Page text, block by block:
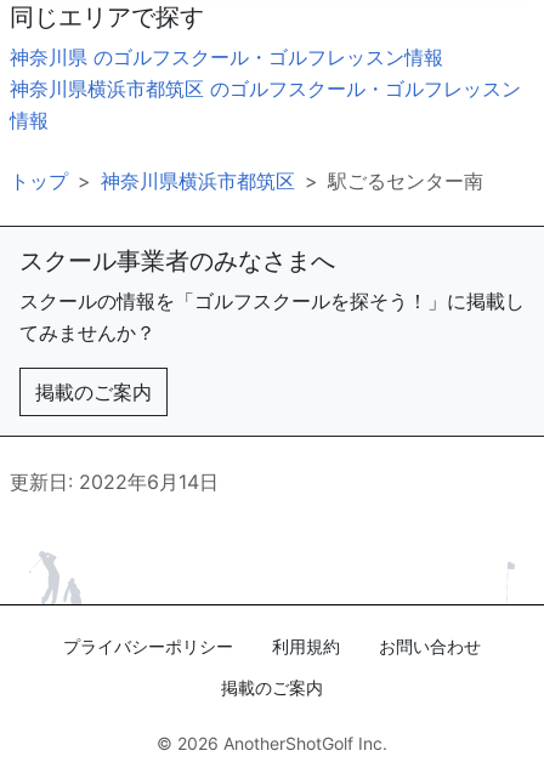
同じエリアで探す
神奈川県 のゴルフスクール・ゴルフレッスン情報
神奈川県横浜市都筑区 のゴルフスクール・ゴルフレッスン
情報
トップ 神奈川県横浜市都筑区 駅ごるセンター南
スクール事業者のみなさまへ
スクールの情報を「ゴルフスクールを探そう！」に掲載し
てみませんか？
掲載のご案内
更新日: 2022年6月14日
プライバシーポリシー 利用規約
お問い合わせ
掲載のご案内
© 2026 AnotherShotGolf Inc.